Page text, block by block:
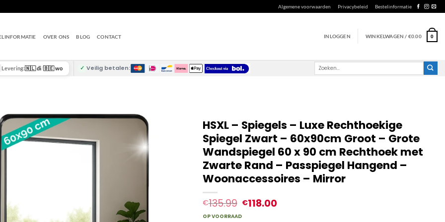
Algemene voorwaarden Privacybeleid Bestelinformatie
OVER ONS BLOG CONTACT INLOGGEN WINKELWAGEN / €0.00 0
Levering:🇳🇱 di/🇧🇪 wo ✓ Veilig betalen:
Zoeken
HSXL – Spiegels – Luxe Rechthoekige
Spiegel Zwart – 60x90cm Groot – Grote
Wandspiegel 60 x 90 cm Rechthoek met
Zwarte Rand – Passpiegel Hangend –
Woonaccessoires – Mirror
€135.99 €118.00
OP VOORRAAD